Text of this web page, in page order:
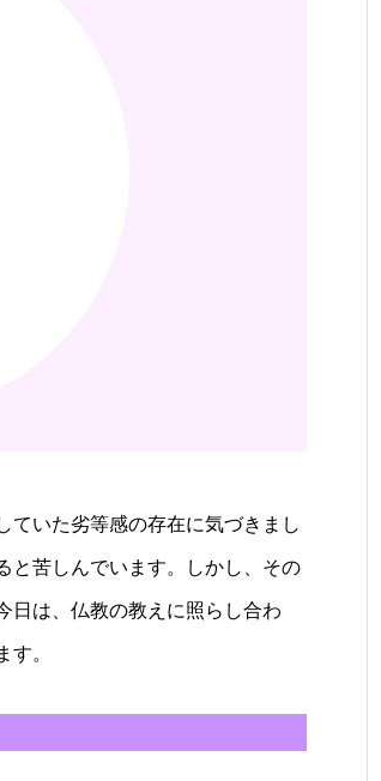
ていた劣等感の存在に気づきまし
と苦しんでいます。しかし、その
日は、仏教の教えに照らし合わ
。